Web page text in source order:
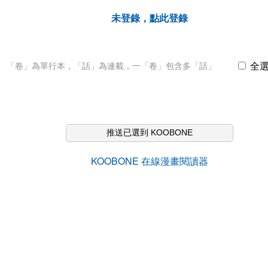
未登錄，點此登錄
「卷」為單行本，「話」為連載，一「卷」包含多「話」 全
推送已選到 KOOBONE
KOOBONE 在線漫畫閱讀器